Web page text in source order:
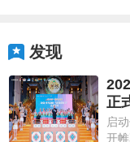
发现
正
启
开